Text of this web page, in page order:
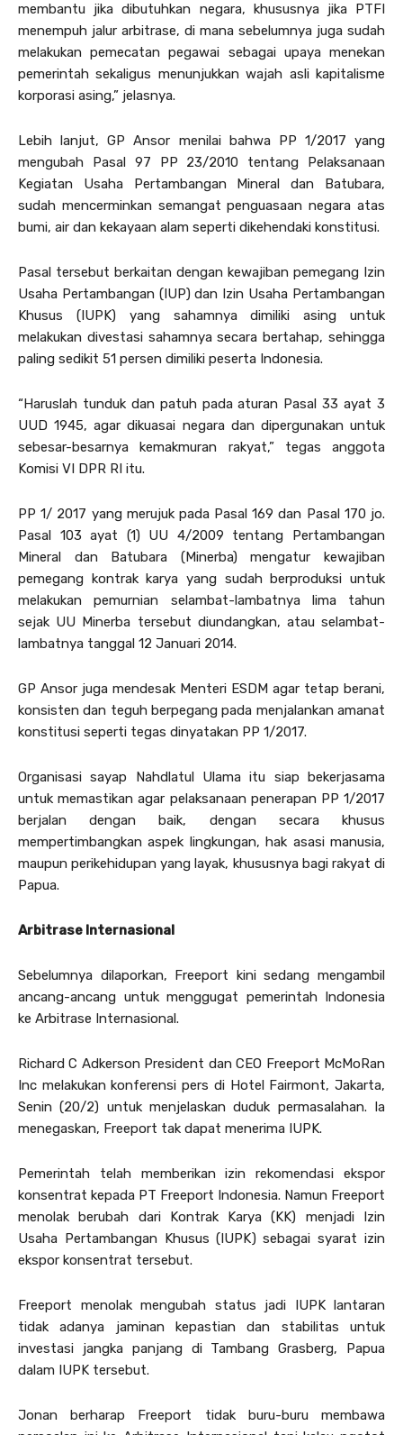
membantu jika dibutuhkan negara, khususnya jika PTFI
menempuh jalur arbitrase, di mana sebelumnya juga sudah
melakukan pemecatan pegawai sebagai upaya menekan
pemerintah sekaligus menunjukkan wajah asli kapitalisme
korporasi asing,” jelasnya.
Lebih lanjut, GP Ansor menilai bahwa PP 1/2017 yang
mengubah Pasal 97 PP 23/2010 tentang Pelaksanaan
Kegiatan Usaha Pertambangan Mineral dan Batubara,
sudah mencerminkan semangat penguasaan negara atas
bumi, air dan kekayaan alam seperti dikehendaki konstitusi.
Pasal tersebut berkaitan dengan kewajiban pemegang Izin
Usaha Pertambangan (IUP) dan Izin Usaha Pertambangan
Khusus (IUPK) yang sahamnya dimiliki asing untuk
melakukan divestasi sahamnya secara bertahap, sehingga
paling sedikit 51 persen dimiliki peserta Indonesia.
“Haruslah tunduk dan patuh pada aturan Pasal 33 ayat 3
UUD 1945, agar dikuasai negara dan dipergunakan untuk
sebesar-besarnya kemakmuran rakyat,” tegas anggota
Komisi VI DPR RI itu.
PP 1/ 2017 yang merujuk pada Pasal 169 dan Pasal 170 jo.
Pasal 103 ayat (1) UU 4/2009 tentang Pertambangan
Mineral dan Batubara (Minerba) mengatur kewajiban
pemegang kontrak karya yang sudah berproduksi untuk
melakukan pemurnian selambat-lambatnya lima tahun
sejak UU Minerba tersebut diundangkan, atau selambat-
lambatnya tanggal 12 Januari 2014.
GP Ansor juga mendesak Menteri ESDM agar tetap berani,
konsisten dan teguh berpegang pada menjalankan amanat
konstitusi seperti tegas dinyatakan PP 1/2017.
Organisasi sayap Nahdlatul Ulama itu siap bekerjasama
untuk memastikan agar pelaksanaan penerapan PP 1/2017
berjalan dengan baik, dengan secara khusus
mempertimbangkan aspek lingkungan, hak asasi manusia,
maupun perikehidupan yang layak, khususnya bagi rakyat di
Papua.
Arbitrase Internasional
Sebelumnya dilaporkan, Freeport kini sedang mengambil
ancang-ancang untuk menggugat pemerintah Indonesia
ke Arbitrase Internasional.
Richard C Adkerson President dan CEO Freeport McMoRan
Inc melakukan konferensi pers di Hotel Fairmont, Jakarta,
Senin (20/2) untuk menjelaskan duduk permasalahan. Ia
menegaskan, Freeport tak dapat menerima IUPK.
Pemerintah telah memberikan izin rekomendasi ekspor
konsentrat kepada PT Freeport Indonesia. Namun Freeport
menolak berubah dari Kontrak Karya (KK) menjadi Izin
Usaha Pertambangan Khusus (IUPK) sebagai syarat izin
ekspor konsentrat tersebut.
Freeport menolak mengubah status jadi IUPK lantaran
tidak adanya jaminan kepastian dan stabilitas untuk
investasi jangka panjang di Tambang Grasberg, Papua
dalam IUPK tersebut.
Jonan berharap Freeport tidak buru-buru membawa